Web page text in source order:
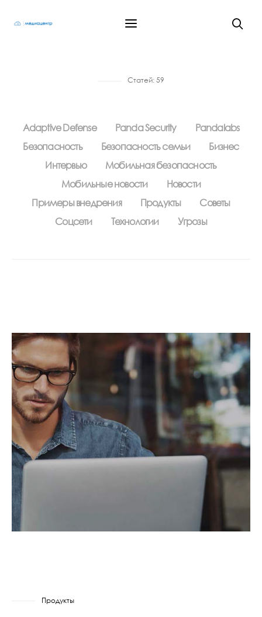
Статей: 59
Adaptive Defense Panda Security
Pandalabs
Безопасность
Безопасность семьи
Бизнес
Интервью
Мобильная безопасность
Мобильные новости
Новости
Примеры внедрения
Продукты
Советы
Соцсети
Технологии Угрозы
Продукты